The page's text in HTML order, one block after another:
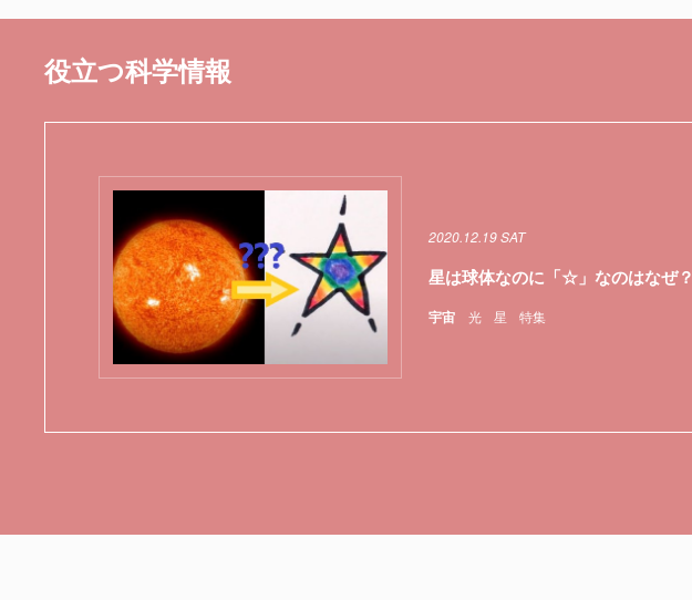
役立つ科学情報
宇宙 光 星 特集
2020.12.19 SAT
星は球体なのに「☆」なのはなぜ？